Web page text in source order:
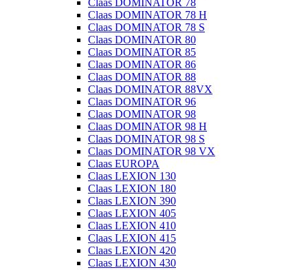
Claas DOMINATOR 78
Claas DOMINATOR 78 H
Claas DOMINATOR 78 S
Claas DOMINATOR 80
Claas DOMINATOR 85
Claas DOMINATOR 86
Claas DOMINATOR 88
Claas DOMINATOR 88VX
Claas DOMINATOR 96
Claas DOMINATOR 98
Claas DOMINATOR 98 H
Claas DOMINATOR 98 S
Claas DOMINATOR 98 VX
Claas EUROPA
Claas LEXION 130
Claas LEXION 180
Claas LEXION 390
Claas LEXION 405
Claas LEXION 410
Claas LEXION 415
Claas LEXION 420
Claas LEXION 430